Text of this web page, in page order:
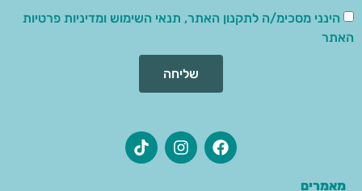
הינני מסכימ/ה לתקנון האתר, תנאי השימוש ומדיניות פרטיות
האתר
שליחה
מאמרים